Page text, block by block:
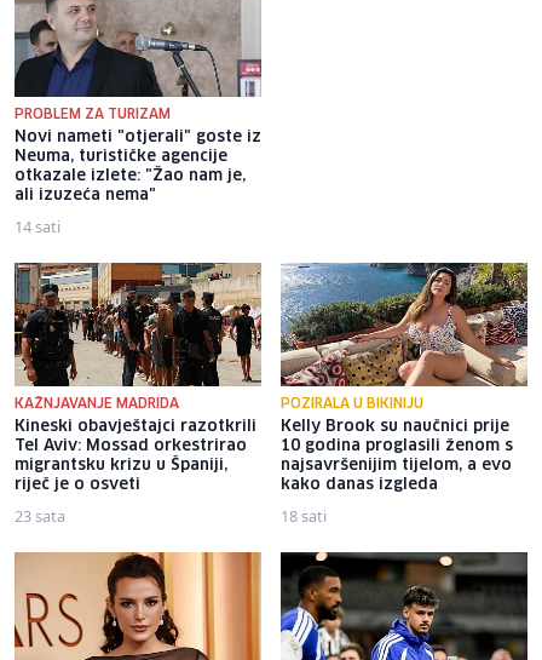
PROBLEM ZA TURIZAM
Novi nameti "otjerali" goste iz
Neuma, turističke agencije
otkazale izlete: "Žao nam je,
ali izuzeća nema"
14 sati
KAŽNJAVANJE MADRIDA
Kineski obavještajci razotkrili
Tel Aviv: Mossad orkestrirao
migrantsku krizu u Španiji,
riječ je o osveti
23 sata
POZIRALA U BIKINIJU
Kelly Brook su naučnici prije
10 godina proglasili ženom s
najsavršenijim tijelom, a evo
kako danas izgleda
18 sati